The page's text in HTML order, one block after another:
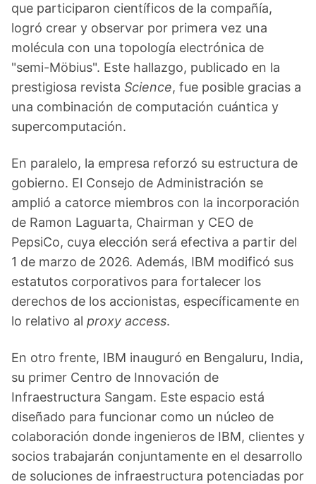
que participaron científicos de la compañía,
logró crear y observar por primera vez una
molécula con una topología electrónica de
"semi-Möbius". Este hallazgo, publicado en la
prestigiosa revista Science, fue posible gracias a
una combinación de computación cuántica y
supercomputación.
En paralelo, la empresa reforzó su estructura de
gobierno. El Consejo de Administración se
amplió a catorce miembros con la incorporación
de Ramon Laguarta, Chairman y CEO de
PepsiCo, cuya elección será efectiva a partir del
1 de marzo de 2026. Además, IBM modificó sus
estatutos corporativos para fortalecer los
derechos de los accionistas, específicamente en
lo relativo al proxy access.
En otro frente, IBM inauguró en Bengaluru, India,
su primer Centro de Innovación de
Infraestructura Sangam. Este espacio está
diseñado para funcionar como un núcleo de
colaboración donde ingenieros de IBM, clientes y
socios trabajarán conjuntamente en el desarrollo
de soluciones de infraestructura potenciadas por